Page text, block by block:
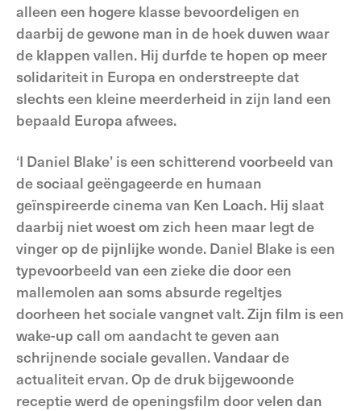
alleen een hogere klasse bevoordeligen en
daarbij de gewone man in de hoek duwen waar
de klappen vallen. Hij durfde te hopen op meer
solidariteit in Europa en onderstreepte dat
slechts een kleine meerderheid in zijn land een
bepaald Europa afwees.
‘I Daniel Blake’ is een schitterend voorbeeld van
de sociaal geëngageerde en humaan
geïnspireerde cinema van Ken Loach. Hij slaat
daarbij niet woest om zich heen maar legt de
vinger op de pijnlijke wonde. Daniel Blake is een
typevoorbeeld van een zieke die door een
mallemolen aan soms absurde regeltjes
doorheen het sociale vangnet valt. Zijn film is een
wake-up call om aandacht te geven aan
schrijnende sociale gevallen. Vandaar de
actualiteit ervan. Op de druk bijgewoonde
receptie werd de openingsfilm door velen dan